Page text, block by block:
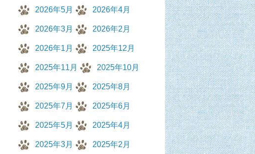
2026年5月 2026年4月
2026年3月 2026年2月
2026年1月 2025年12月
2025年11月 2025年10月
2025年9月 2025年8月
2025年7月 2025年6月
2025年5月 2025年4月
2025年3月 2025年2月